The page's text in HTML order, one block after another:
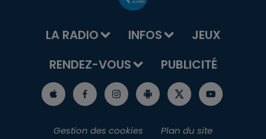
LA RADIO INFOS
JEUX
RENDEZ-VOUS
PUBLICITÉ
Gestion des cookies Plan du site